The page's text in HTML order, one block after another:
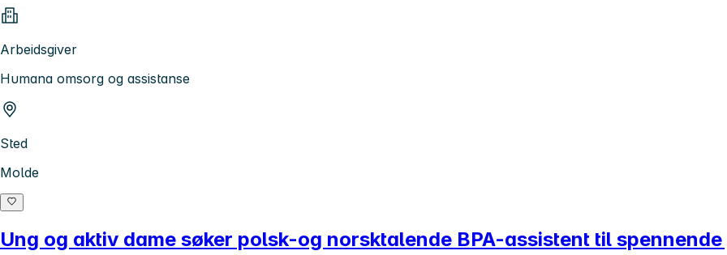
Arbeidsgiver
Humana omsorg og assistanse
Sted
Molde
Ung og aktiv dame søker polsk-og norsktalende BPA-assistent til